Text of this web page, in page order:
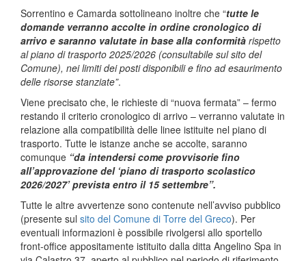
Sorrentino e Camarda sottolineano inoltre che “tutte le
domande verranno accolte in ordine cronologico di
arrivo e saranno valutate in base alla conformità rispetto
al piano di trasporto 2025/2026 (consultabile sul sito del
Comune), nei limiti dei posti disponibili e fino ad esaurimento
delle risorse stanziate”.
Viene precisato che, le richieste di “nuova fermata” – fermo
restando il criterio cronologico di arrivo – verranno valutate in
relazione alla compatibilità delle linee istituite nel piano di
trasporto. Tutte le istanze anche se accolte, saranno
comunque “da intendersi come provvisorie fino
all’approvazione del ‘piano di trasporto scolastico
2026/2027’ prevista entro il 15 settembre”.
Tutte le altre avvertenze sono contenute nell’avviso pubblico
(presente sul sito del Comune di Torre del Greco). Per
eventuali informazioni è possibile rivolgersi allo sportello
front-office appositamente istituito dalla ditta Angelino Spa in